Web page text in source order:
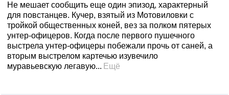
Не мешает сообщить еще один эпизод, характерный
для повстанцев. Кучер, взятый из Мотовиловки с
тройкой общественных коней, вез за полком пятерых
унтер-офицеров. Когда после первого пушечного
выстрела унтер-офицеры побежали прочь от саней, а
вторым выстрелом картечью изувечило
муравьевскую легавую... Ещё